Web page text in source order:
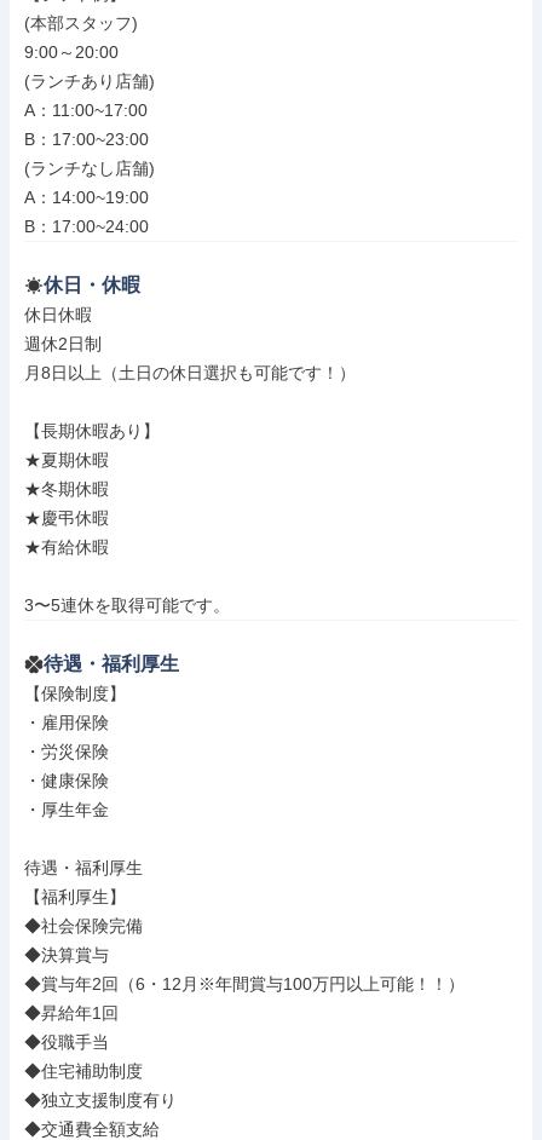
(本部スタッフ)
9:00～20:00
(ランチあり店舗)
A：11:00~17:00
B：17:00~23:00
(ランチなし店舗)
A：14:00~19:00
B：17:00~24:00
休日・休暇
休日休暇
週休2日制
月8日以上（土日の休日選択も可能です！）
【長期休暇あり】
★夏期休暇
★冬期休暇
★慶弔休暇
★有給休暇
3〜5連休を取得可能です。
待遇・福利厚生
【保険制度】
・雇用保険
・労災保険
・健康保険
・厚生年金
待遇・福利厚生
【福利厚生】
◆社会保険完備
◆決算賞与
◆賞与年2回（6・12月※年間賞与100万円以上可能！！）
◆昇給年1回
◆役職手当
◆住宅補助制度
◆独立支援制度有り
◆交通費全額支給